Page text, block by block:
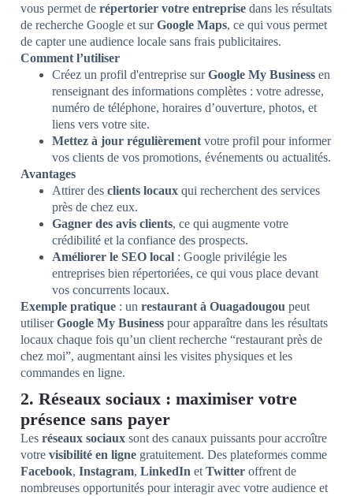
vous permet de répertorier votre entreprise dans les résultats
de recherche Google et surGoogle Maps, ce qui vous permet
de capter une audience locale sans frais publicitaires.
Comment l’utiliser
Créez un profil d'entreprise surGoogle My Business en
renseignant des informations complètes : votre adresse,
numéro de téléphone, horaires d’ouverture, photos, et
liens vers votre site.
Mettez à jour régulièrement votre profil pour informer
vos clients de vos promotions, événements ou actualités.
Avantages
Attirer des clients locaux qui recherchent des services
près de chez eux.
Gagner des avis clients, ce qui augmente votre
crédibilité et la confiance des prospects.
Améliorer le SEO local : Google privilégie les
entreprises bien répertoriées, ce qui vous place devant
vos concurrents locaux.
Exemple pratique : un restaurant à Ouagadougou peut
utiliserGoogle My Business pour apparaître dans les résultats
locaux chaque fois qu’un client recherche “restaurant près de
chez moi”, augmentant ainsi les visites physiques et les
commandes en ligne.
2. Réseaux sociaux : maximiser votre
présence sans payer
Les réseaux sociaux sont des canaux puissants pour accroître
votre visibilité en ligne gratuitement. Des plateformes comme
Facebook, Instagram, LinkedIn et Twitter offrent de
nombreuses opportunités pour interagir avec votre audience et